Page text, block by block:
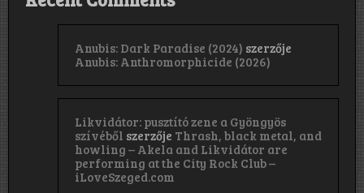
Anubis: Dark Paradise (2024) szerzője
Anubis: Anthromorphicide (2026)
Likvidátor: pusztító zene a Gyöngyös
szívéből szerzője Thrash, black metal, and
howling – Akela and Likvidátor are
performing at the City Rock Club –
iLoveSzeged.com